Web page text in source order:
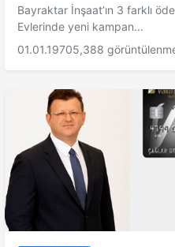
Bayraktar İnşaat’ın 3 farklı
Evlerinde yeni kampan...
01.01.19705,388